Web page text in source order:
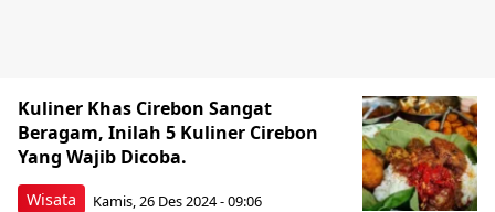
Wisata
Kuliner Khas Cirebon Sangat
Beragam, Inilah 5 Kuliner Cirebon
Yang Wajib Dicoba.
Kamis, 26 Des 2024 - 09:06